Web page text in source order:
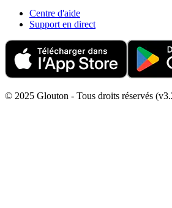
Centre d'aide
Support en direct
© 2025 Glouton - Tous droits réservés